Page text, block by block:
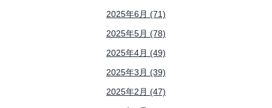
2025年6月 (71)
2025年5月 (78)
2025年4月 (49)
2025年3月 (39)
2025年2月 (47)